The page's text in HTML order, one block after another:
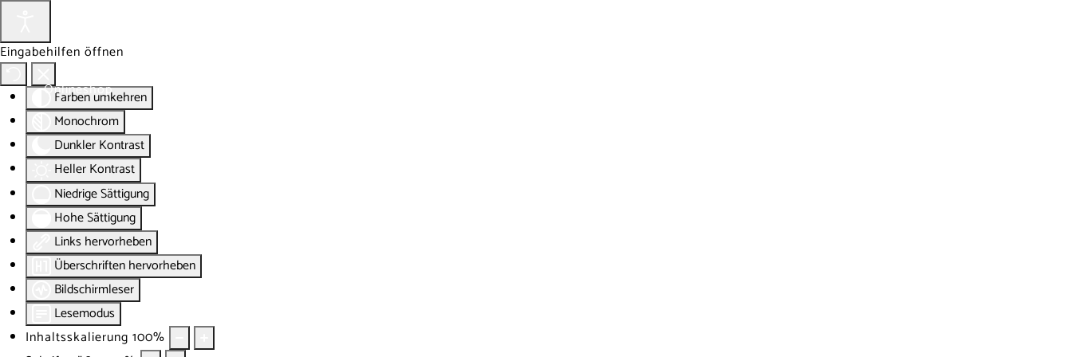
Eingabehilfen öffnen
Farben umkehren
Monochrom
Dunkler Kontrast
Heller Kontrast
Niedrige Sättigung
Hohe Sättigung
Links hervorheben
Überschriften hervorheben
Bildschirmleser
Lesemodus
Inhaltsskalierung 100%
Onlineshop